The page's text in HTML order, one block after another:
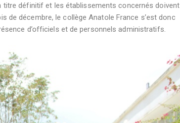
définitif et les établissements concernés doivent
de décembre, le collège Anatole France s’est donc
d’officiels et de personnels administratifs.